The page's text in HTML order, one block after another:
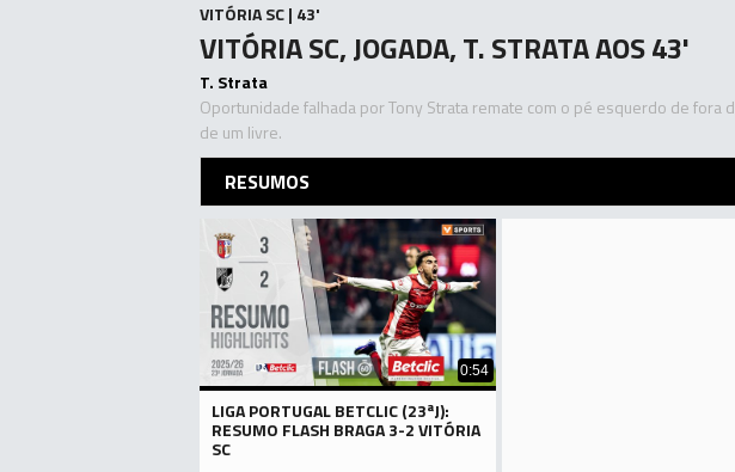
VITÓRIA SC | 43'
VITÓRIA SC, JOGADA, T. STRATA AOS 43'
T. Strata
Oportunidade falhada por Tony Strata remate com o pé esquerdo de fora
de um livre.
RESUMOS
0:54
LIGA PORTUGAL BETCLIC (23ªJ):
RESUMO FLASH BRAGA 3-2 VITÓRIA
SC